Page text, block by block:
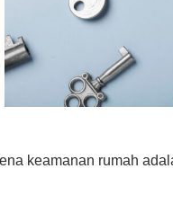
keamanan rumah